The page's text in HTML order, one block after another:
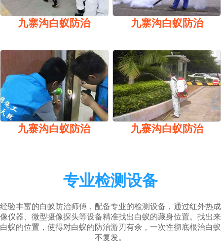
九寨沟白蚁防治 九寨沟白蚁防治
九寨沟白蚁防治 九寨沟白蚁防治
专业检测设备
经验丰富的白蚁防治师傅，配备专业的检测设备，通过红外热成
像仪器、微型摄像探头等设备精准找出白蚁的藏身位置。找出来
白蚁的位置，使得对白蚁的防治游刃有余，一次性彻底根治白蚁
不复发。